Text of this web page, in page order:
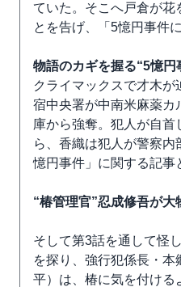
ていた。そこへ戸倉が花
とを告げ、「5憶円事件
物語のカギを握る“5憶円
クライマックスで才木
宿中央署が中南米麻薬カ
庫から強奪。犯人が自
ら、香織は犯人が警察
憶円事件」に関する記事
“椿管理官”忍成修吾が大
そして第3話を通して怪
を探り、強行犯係長・
平）は、椿に気を付ける